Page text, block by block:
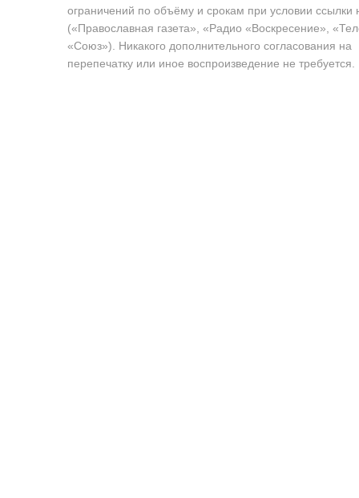
ограничений по объёму и срокам при условии ссылки
(«Православная газета», «Радио «Воскресение»,
«Союз»). Никакого дополнительного согласования на
перепечатку или иное воспроизведение не требуется.